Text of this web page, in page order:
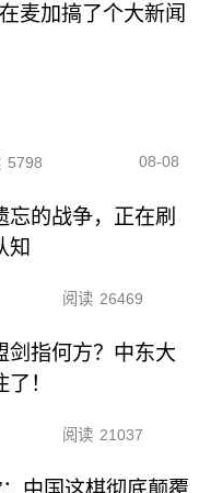
麦加搞了个大新闻
5798 08-08
忘的战争，正在刷
知
阅读 26469
剑指何方？中东大
！
阅读 21037